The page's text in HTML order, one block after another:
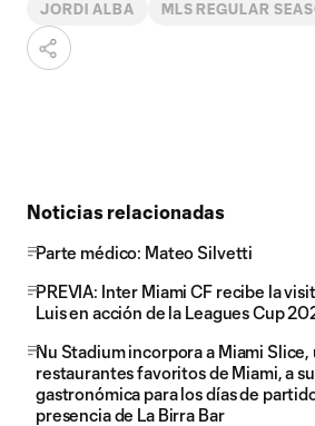
JORDI ALBA MLS REGULAR
Noticias relacionadas
Parte médico: Mateo Silvetti
PREVIA: Inter Miami CF recibe la
Luis en acción de la Leagues Cup
Nu Stadium incorpora a Miami Slice,
restaurantes favoritos de Miami, a
gastronómica para los días de
presencia de La Birra Bar